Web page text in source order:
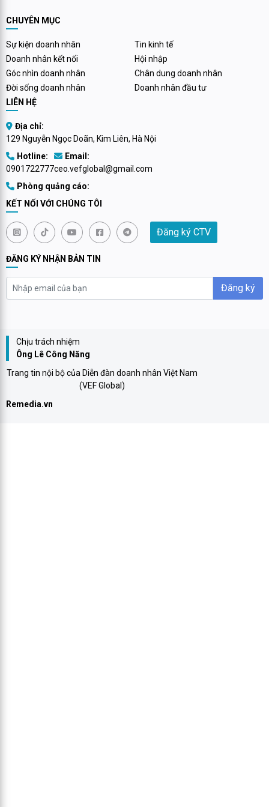
CHUYÊN MỤC
Sự kiện doanh nhân
Tin kinh tế
Doanh nhân kết nối
Hội nhập
Góc nhìn doanh nhân
Chân dung doanh nhân
Đời sống doanh nhân
Doanh nhân đầu tư
LIÊN HỆ
Địa chỉ:
129 Nguyễn Ngọc Doãn, Kim Liên, Hà Nội
Hotline:
0901722777
Email:
ceo.vefglobal@gmail.com
Phòng quảng cáo:
KẾT NỐI VỚI CHÚNG TÔI
Đăng ký CTV
ĐĂNG KÝ NHẬN BẢN TIN
Đăng ký
Chịu trách nhiệm
Ông Lê Công Năng
Trang tin nội bộ của Diễn đàn doanh nhân Việt Nam
(VEF Global)
Remedia.vn